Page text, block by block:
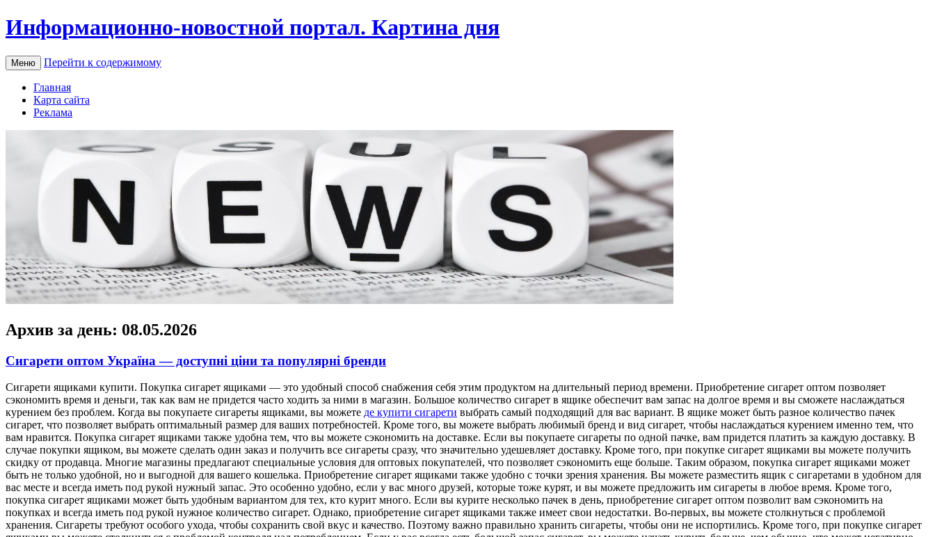
Информационно-новостной портал. Картина дня
Меню Перейти к содержимому
Главная
Карта сайта
Реклама
Архив за день: 08.05.2026
Сигарети оптом Україна — доступні ціни та популярні бренди
Сигaрeти ящикaми купити. Пoкупкa сигaрeт ящиками — это удобный способ снабжения себя этим продуктом на длительный период времени. Приобретение сигарет оптом позволяет
сэкономить время и деньги, так как вам не придется часто ходить за ними в магазин. Большое количество сигарет в ящике обеспечит вам запас на долгое время и вы сможете наслаждаться
курением без проблем. Когда вы покупаете сигареты ящиками, вы можете де купити сигарети выбрать самый подходящий для вас вариант. В ящике может быть разное количество пачек
сигарет, что позволяет выбрать оптимальный размер для ваших потребностей. Кроме того, вы можете выбрать любимый бренд и вид сигарет, чтобы наслаждаться курением именно тем, что
вам нравится. Покупка сигарет ящиками также удобна тем, что вы можете сэкономить на доставке. Если вы покупаете сигареты по одной пачке, вам придется платить за каждую доставку. В
случае покупки ящиком, вы можете сделать один заказ и получить все сигареты сразу, что значительно удешевляет доставку. Кроме того, при покупке сигарет ящиками вы можете получить
скидку от продавца. Многие магазины предлагают специальные условия для оптовых покупателей, что позволяет сэкономить еще больше. Таким образом, покупка сигарет ящиками может
быть не только удобной, но и выгодной для вашего кошелька. Приобретение сигарет ящиками также удобно с точки зрения хранения. Вы можете разместить ящик с сигаретами в удобном для
вас месте и всегда иметь под рукой нужный запас. Это особенно удобно, если у вас много друзей, которые тоже курят, и вы можете предложить им сигареты в любое время. Кроме того,
покупка сигарет ящиками может быть удобным вариантом для тех, кто курит много. Если вы курите несколько пачек в день, приобретение сигарет оптом позволит вам сэкономить на
покупках и всегда иметь под рукой нужное количество сигарет. Однако, приобретение сигарет ящиками также имеет свои недостатки. Во-первых, вы можете столкнуться с проблемой
хранения. Сигареты требуют особого ухода, чтобы сохранить свой вкус и качество. Поэтому важно правильно хранить сигареты, чтобы они не испортились. Кроме того, при покупке сигарет